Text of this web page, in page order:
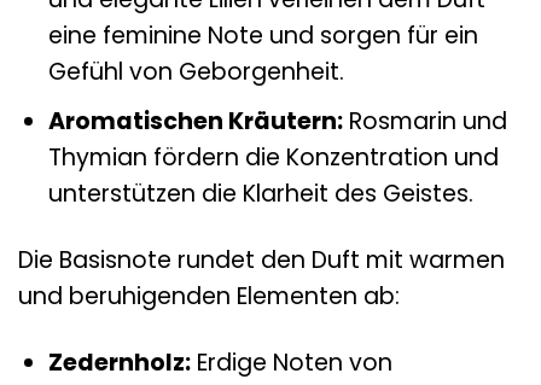
eine feminine Note und sorgen für ein
Gefühl von Geborgenheit.
Aromatischen Kräutern:Rosmarin und
Thymian fördern die Konzentration und
unterstützen die Klarheit des Geistes.
Die Basisnote rundet den Duft mit warmen
und beruhigenden Elementen ab:
Zedernholz:Erdige Noten von